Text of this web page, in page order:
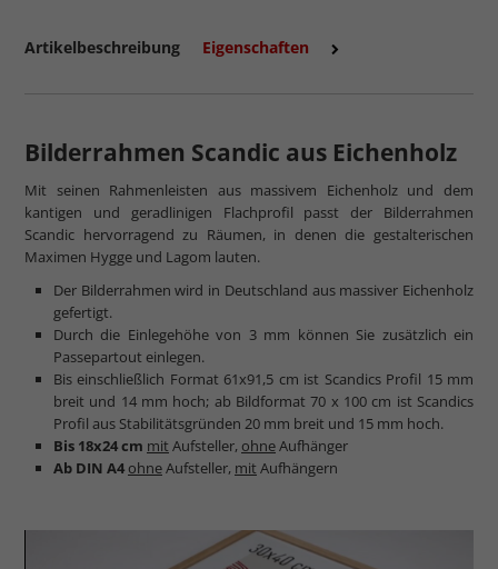
Artikelbeschreibung Eigenschaften
Bilderrahmen Scandic aus Eichenholz
Mit seinen Rahmenleisten aus massivem Eichenholz und dem
kantigen und geradlinigen Flachprofil passt der Bilderrahmen
Scandic hervorragend zu Räumen, in denen die gestalterischen
Maximen Hygge und Lagom lauten.
Der Bilderrahmen wird in Deutschland aus massiver Eichenholz
gefertigt.
Durch die Einlegehöhe von 3 mm können Sie zusätzlich ein
Passepartout einlegen.
Bis einschließlich Format 61x91,5 cm ist Scandics Profil 15 mm
breit und 14 mm hoch; ab Bildformat 70 x 100 cm ist Scandics
Profil aus Stabilitätsgründen 20 mm breit und 15 mm hoch.
Bis 18x24 cm mit Aufsteller, ohneAufhänger
Ab DIN A4 ohneAufsteller, mit Aufhängern